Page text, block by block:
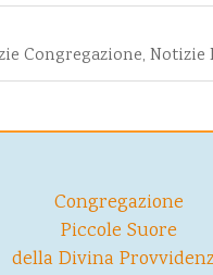
Congregazione, Notizie
Congregazione
Piccole Suore
della Divina